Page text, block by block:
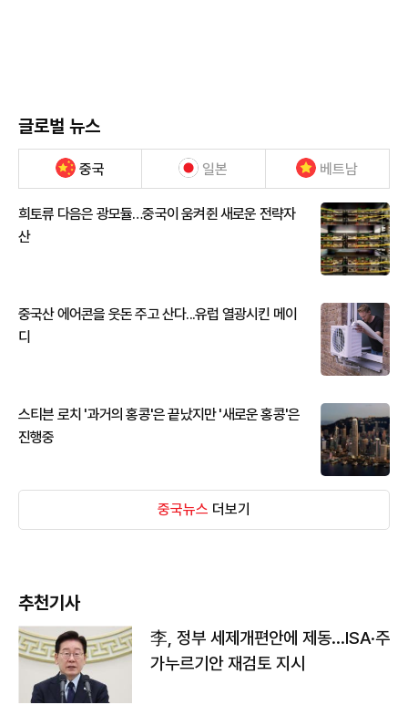
글로벌 뉴스
중국 일본 베트남
희토류 다음은 광모듈…중국이 움켜쥔 새로운 전략자
산
중국산 에어콘을 웃돈 주고 산다...유럽 열광시킨 메이
디
스티븐 로치 '과거의 홍콩'은 끝났지만 '새로운 홍콩'은
진행중
중국뉴스 더보기
추천기사
李, 정부 세제개편안에 제동…ISA·주
가누르기안 재검토 지시